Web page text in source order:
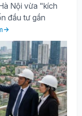
Nội vừa "kích
đầu tư gần